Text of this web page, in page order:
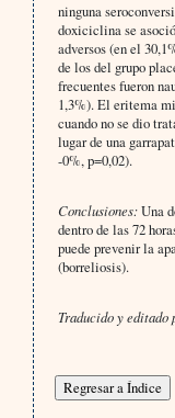
ninguna
doxiciclina se
adversos (en el
de los del grupo
frecuentes fueron
1,3%). El eritema
cuando no se dio
lugar de una
-0%, p=0,02).
Conclusiones:Una
dentro de las 72
puede prevenir la
(borreliosis).
Traducido y editado